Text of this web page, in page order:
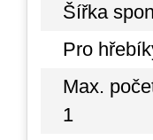
Šířka
Pro
Max.
1